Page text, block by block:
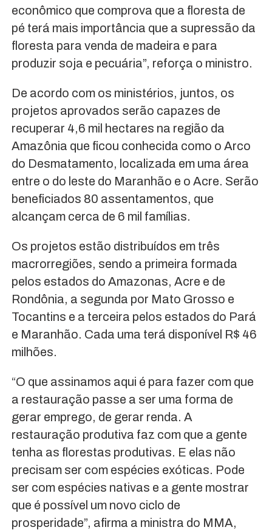
econômico que comprova que a floresta de
pé terá mais importância que a supressão da
floresta para venda de madeira e para
produzir soja e pecuária”, reforça o ministro.
De acordo com os ministérios, juntos, os
projetos aprovados serão capazes de
recuperar 4,6 mil hectares na região da
Amazônia que ficou conhecida como o Arco
do Desmatamento, localizada em uma área
entre o do leste do Maranhão e o Acre. Serão
beneficiados 80 assentamentos, que
alcançam cerca de 6 mil famílias.
Os projetos estão distribuídos em três
macrorregiões, sendo a primeira formada
pelos estados do Amazonas, Acre e de
Rondônia, a segunda por Mato Grosso e
Tocantins e a terceira pelos estados do Pará
e Maranhão. Cada uma terá disponível R$ 46
milhões.
“O que assinamos aqui é para fazer com que
a restauração passe a ser uma forma de
gerar emprego, de gerar renda. A
restauração produtiva faz com que a gente
tenha as florestas produtivas. E elas não
precisam ser com espécies exóticas. Pode
ser com espécies nativas e a gente mostrar
que é possível um novo ciclo de
prosperidade”, afirma a ministra do MMA,